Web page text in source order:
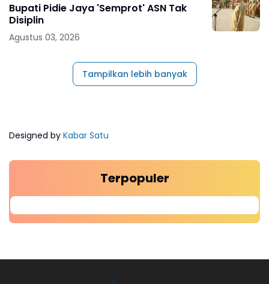
Bupati Pidie Jaya 'Semprot' ASN Tak
Disiplin
Agustus 03, 2026
Tampilkan lebih banyak
Designed by Kabar Satu
Terpopuler